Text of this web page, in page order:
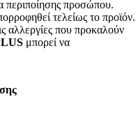
περιποίησης προσώπου.
τελείως το προϊόν.
αλλεργίες που προκαλούν
μπορεί να